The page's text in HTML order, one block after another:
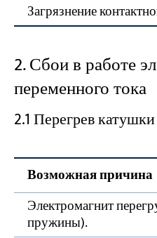
Загрязнение
2. Сбои в работе
переменного тока
2.1 Перегрев катушки
Возможная причина
Электромагнит
пружины).